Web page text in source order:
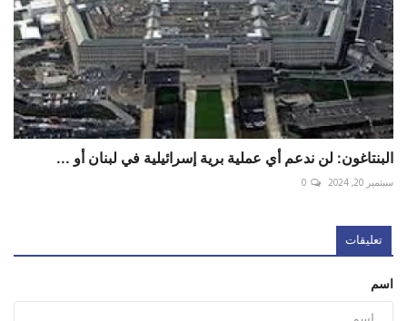
البنتاغون: لن ندعم أي عملية برية إسرائيلية في لبنان أو ...
سبتمبر 20, 2024 0
تعليقات
اسم